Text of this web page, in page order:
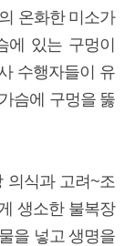
온화한 미소가
에 있는 구멍이
수행자들이 유
슴에 구멍을 뚫
의식과 고려~조
생소한 불복장
을 넣고 생명을